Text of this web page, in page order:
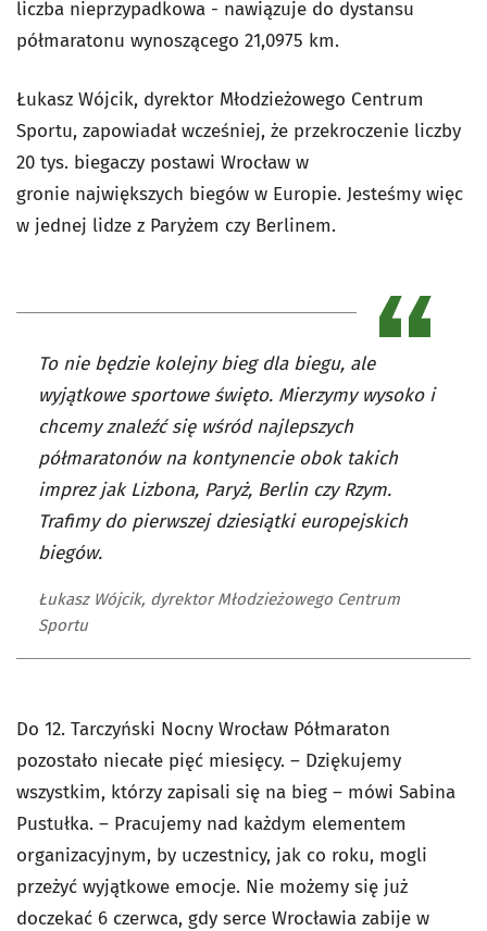
liczba nieprzypadkowa - nawiązuje do dystansu
półmaratonu wynoszącego 21,0975 km.
Łukasz Wójcik, dyrektor Młodzieżowego Centrum
Sportu, zapowiadał wcześniej, że przekroczenie liczby
20 tys. biegaczy postawi Wrocław w
gronie największych biegów w Europie. Jesteśmy więc
w jednej lidze z Paryżem czy Berlinem.
To nie będzie kolejny bieg dla biegu, ale
wyjątkowe sportowe święto. Mierzymy wysoko i
chcemy znaleźć się wśród najlepszych
półmaratonów na kontynencie obok takich
imprez jak Lizbona, Paryż, Berlin czy Rzym.
Trafimy do pierwszej dziesiątki europejskich
biegów.
Łukasz Wójcik, dyrektor Młodzieżowego Centrum
Sportu
Do 12. Tarczyński Nocny Wrocław Półmaraton
pozostało niecałe pięć miesięcy. – Dziękujemy
wszystkim, którzy zapisali się na bieg – mówi Sabina
Pustułka. – Pracujemy nad każdym elementem
organizacyjnym, by uczestnicy, jak co roku, mogli
przeżyć wyjątkowe emocje. Nie możemy się już
doczekać 6 czerwca, gdy serce Wrocławia zabije w